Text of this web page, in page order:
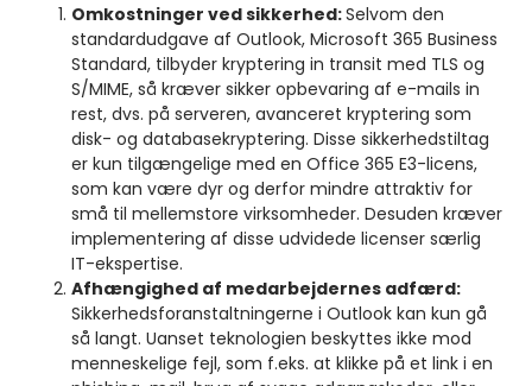
Omkostninger ved sikkerhed:Selvom den
standardudgave af Outlook, Microsoft 365 Business
Standard, tilbyder kryptering in transit med TLS og
S/MIME, så kræver sikker opbevaring af e-mails in
rest, dvs. på serveren, avanceret kryptering som
disk- og databasekryptering. Disse sikkerhedstiltag
er kun tilgængelige med en Office 365 E3-licens,
som kan være dyr og derfor mindre attraktiv for
små til mellemstore virksomheder. Desuden kræver
implementering af disse udvidede licenser særlig
IT-ekspertise.
Afhængighed af medarbejdernes adfærd:
Sikkerhedsforanstaltningerne i Outlook kan kun gå
så langt. Uanset teknologien beskyttes ikke mod
menneskelige fejl, som f.eks. at klikke på et link i en